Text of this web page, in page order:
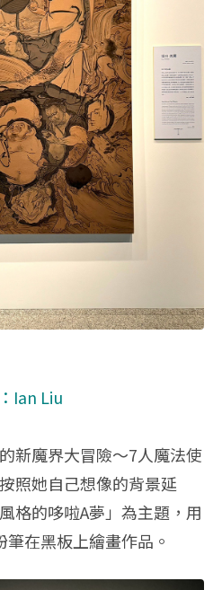
Ian Liu
新魔界大冒險～7人魔法使
照她自己想像的背景延
格的哆啦A夢」為主題，用
在黑板上繪畫作品。